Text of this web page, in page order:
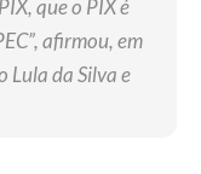
que o PIX é
afirmou, em
Lula da Silva e